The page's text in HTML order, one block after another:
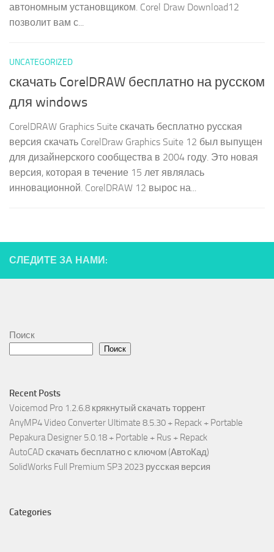
автономным установщиком. Corel Draw Download12
позволит вам с...
UNCATEGORIZED
скачать CorelDRAW бесплатно на русском
для windows
CorelDRAW Graphics Suite скачать бесплатно русская
версия скачать CorelDraw Graphics Suite 12 был выпущен
для дизайнерского сообщества в 2004 году. Это новая
версия, которая в течение 15 лет являлась
инновационной. CorelDRAW 12 вырос на...
СЛЕДИТЕ ЗА НАМИ:
Поиск
Поиск
Recent Posts
Voicemod Pro 1.2.6.8 крякнутый скачать торрент
AnyMP4 Video Converter Ultimate 8.5.30 + Repack + Portable
Pepakura Designer 5.0.18 + Portable + Rus + Repack
AutoCAD скачать бесплатно с ключом (АвтоКад)
SolidWorks Full Premium SP3 2023 русская версия
Categories